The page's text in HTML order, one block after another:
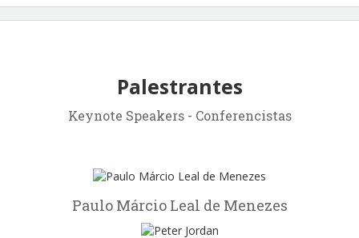
Palestrantes
Keynote Speakers - Conferencistas
Paulo Márcio Leal de Menezes